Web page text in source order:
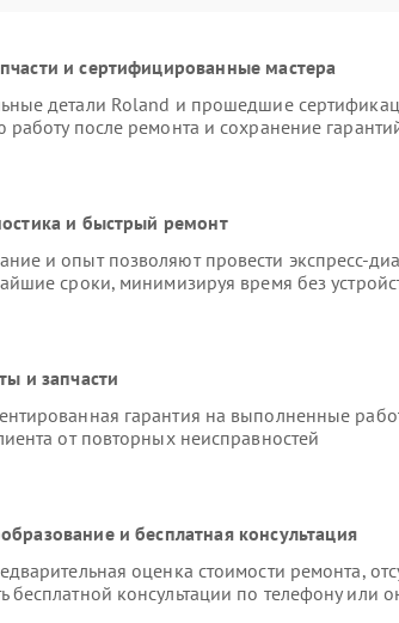
и сертифицированные мастера
детали Roland и прошедшие
работу после ремонта и сохранение
и быстрый ремонт
и опыт позволяют провести экспресс-
сроки, минимизируя время без
и запчасти
гарантия на выполненные
от повторных неисправностей
и бесплатная консультация
оценка стоимости ремонта,
бесплатной консультации по телефону или